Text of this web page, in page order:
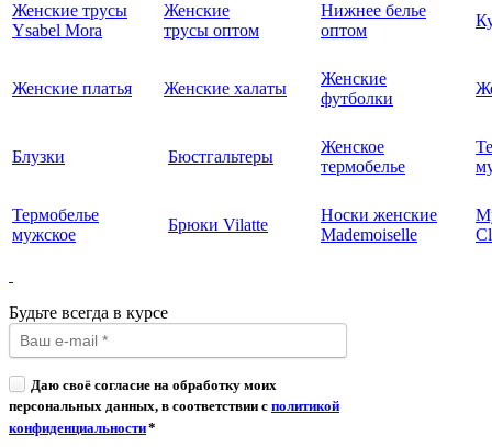
Женские трусы
Ysabel Mora
Женские
трусы оптом
Нижнее белье
оптом
Женские платья Женские халаты
Женские
футболки
Блузки Бюстгальтеры
Женское
термобелье
Термобелье
мужское
Брюки Vilatte
Носки женские
Mademoiselle
Будьте всегда в курсе
Даю своё согласие на обработку моих
персональных данных, в соответствии с политикой
конфиденциальности*